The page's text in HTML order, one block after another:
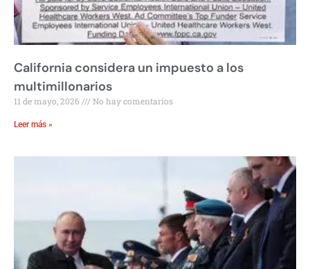
California considera un impuesto a los
multimillonarios
11 de mayo, 2026 No hay comentarios
Leer más »